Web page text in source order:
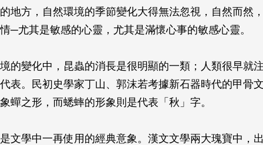
地方，自然環境的季節變化大得無法忽視，自然而然
─尤其是敏感的心靈，尤其是滿懷心事的敏感心靈。
的變化中，昆蟲的消長是很明顯的一類；人類很早就
表。民初史學家丁山、郭沫若考據新石器時代的甲骨
蟬之形，而蟋蟀的形象則是代表「秋」字。
文學中一再使用的經典意象。漢文文學兩大瑰寶中，